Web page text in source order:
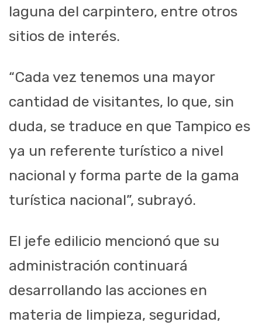
laguna del carpintero, entre otros
sitios de interés.
“Cada vez tenemos una mayor
cantidad de visitantes, lo que, sin
duda, se traduce en que Tampico es
ya un referente turístico a nivel
nacional y forma parte de la gama
turística nacional”, subrayó.
El jefe edilicio mencionó que su
administración continuará
desarrollando las acciones en
materia de limpieza, seguridad,